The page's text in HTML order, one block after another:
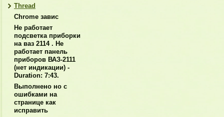
Thread
Chrome завис
Не работает
подсветка приборки
на ваз 2114 . Не
работает панель
приборов ВАЗ-2111
(нет индикации) -
Duration: 7:43.
Выполнено но с
ошибками на
странице как
исправить